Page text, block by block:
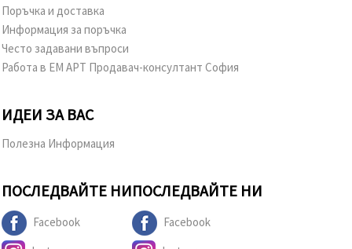
Поръчка и доставка
Информация за поръчка
Често задавани въпроси
Работа в ЕМ АРТ Продавач-консултант София
ИДЕИ ЗА ВАС
Полезна Информация
ПОСЛЕДВАЙТЕ НИ
Facebook
ПОСЛЕДВАЙТЕ НИ
Facebook